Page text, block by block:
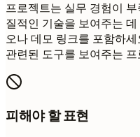
프로젝트는 실무 경험이
질적인 기술을 보여주는
오나 데모 링크를 포함하
관련된 도구를 보여주는
피해야 할 표현